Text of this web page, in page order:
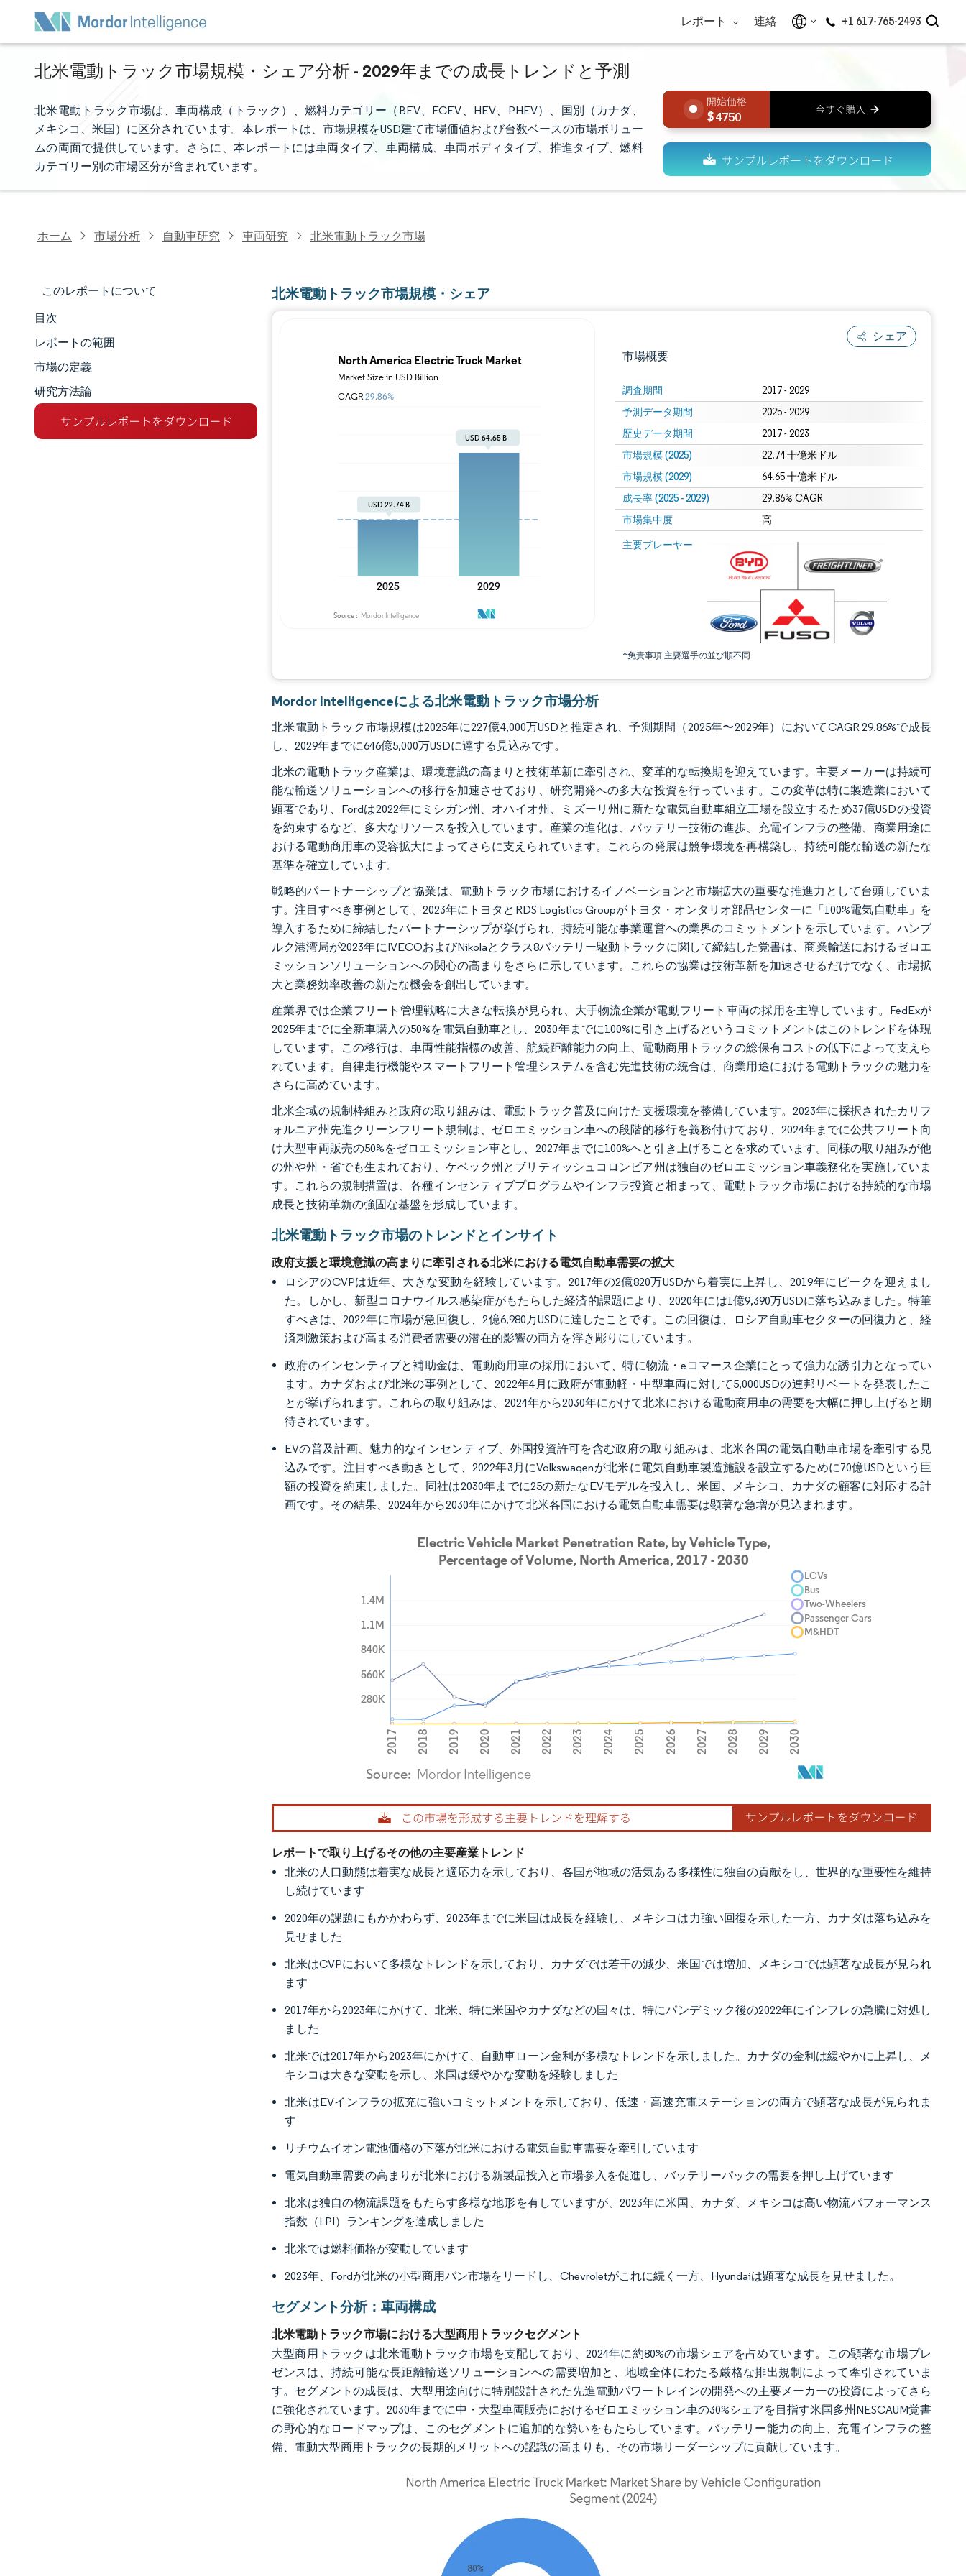
レポート 連絡 +1 617-765-2493
北米電動トラック市場規模・シェア分析 - 2029年までの成長トレンドと予測
北米電動トラック市場は、車両構成（トラック）、燃料カテゴリー（BEV、FCEV、HEV、PHEV）、国別（カナダ、
メキシコ、米国）に区分されています。本レポートは、市場規模をUSD建て市場価値および台数ベースの市場ボリュー
ムの両面で提供しています。さらに、本レポートには車両タイプ、車両構成、車両ボディタイプ、推進タイプ、燃料
カテゴリー別の市場区分が含まれています。
4750
ホーム 市場分析 自動車研究 車両研究 北米電動トラック市場
このレポートについて
マーケットスナップショット
市場分析
主な市場動向
セグメント分析
目次
レポートの範囲
市場の定義
研究方法論
北米電動トラック市場規模・シェア
シェア
市場概要
調査期間 2017 - 2029
予測データ期間 2025 - 2029
歴史データ期間 2017 - 2023
市場規模 (2025) 22.74 十億米ドル
市場規模 (2029) 64.65 十億米ドル
成長率 (2025 - 2029) 29.86% CAGR
市場集中度 高
主要プレーヤー
*免責事項:主要選手の並び順不同
画像 © Mordor Intelligence。再利用にはCC BY 4.0の表示が必要です。
画像 © Mordor Intelligence。再利用にはCC BY 4.0の表示が必要です。
Mordor Intelligenceによる北米電動トラック市場分析
北米電動トラック市場規模は2025年に227億4,000万USDと推定され、予測期間（2025年〜2029年）においてCAGR 29.86%で成長
し、2029年までに646億5,000万USDに達する見込みです。
北米の電動トラック産業は、環境意識の高まりと技術革新に牽引され、変革的な転換期を迎えています。主要メーカーは持続可
能な輸送ソリューションへの移行を加速させており、研究開発への多大な投資を行っています。この変革は特に製造業において
顕著であり、Fordは2022年にミシガン州、オハイオ州、ミズーリ州に新たな電気自動車組立工場を設立するため37億USDの投資
を約束するなど、多大なリソースを投入しています。産業の進化は、バッテリー技術の進歩、充電インフラの整備、商業用途に
おける電動商用車の受容拡大によってさらに支えられています。これらの発展は競争環境を再構築し、持続可能な輸送の新たな
基準を確立しています。
戦略的パートナーシップと協業は、電動トラック市場におけるイノベーションと市場拡大の重要な推進力として台頭していま
す。注目すべき事例として、2023年にトヨタとRDS Logistics Groupがトヨタ・オンタリオ部品センターに「100%電気自動車」を
導入するために締結したパートナーシップが挙げられ、持続可能な事業運営への業界のコミットメントを示しています。ハンブ
ルク港湾局が2023年にIVECOおよびNikolaとクラス8バッテリー駆動トラックに関して締結した覚書は、商業輸送におけるゼロエ
ミッションソリューションへの関心の高まりをさらに示しています。これらの協業は技術革新を加速させるだけでなく、市場拡
大と業務効率改善の新たな機会を創出しています。
産業界では企業フリート管理戦略に大きな転換が見られ、大手物流企業が電動フリート車両の採用を主導しています。FedExが
2025年までに全新車購入の50%を電気自動車とし、2030年までに100%に引き上げるというコミットメントはこのトレンドを体現
しています。この移行は、車両性能指標の改善、航続距離能力の向上、電動商用トラックの総保有コストの低下によって支えら
れています。自律走行機能やスマートフリート管理システムを含む先進技術の統合は、商業用途における電動トラックの魅力を
さらに高めています。
北米全域の規制枠組みと政府の取り組みは、電動トラック普及に向けた支援環境を整備しています。2023年に採択されたカリフ
ォルニア州先進クリーンフリート規制は、ゼロエミッション車への段階的移行を義務付けており、2024年までに公共フリート向
け大型車両販売の50%をゼロエミッション車とし、2027年までに100%へと引き上げることを求めています。同様の取り組みが他
の州や州・省でも生まれており、ケベック州とブリティッシュコロンビア州は独自のゼロエミッション車義務化を実施していま
す。これらの規制措置は、各種インセンティブプログラムやインフラ投資と相まって、電動トラック市場における持続的な市場
成長と技術革新の強固な基盤を形成しています。
北米電動トラック市場のトレンドとインサイト
政府支援と環境意識の高まりに牽引される北米における電気自動車需要の拡大
ロシアのCVPは近年、大きな変動を経験しています。2017年の2億820万USDから着実に上昇し、2019年にピークを迎えまし
た。しかし、新型コロナウイルス感染症がもたらした経済的課題により、2020年には1億9,390万USDに落ち込みました。特筆
すべきは、2022年に市場が急回復し、2億6,980万USDに達したことです。この回復は、ロシア自動車セクターの回復力と、経
済刺激策および高まる消費者需要の潜在的影響の両方を浮き彫りにしています。
政府のインセンティブと補助金は、電動商用車の採用において、特に物流・eコマース企業にとって強力な誘引力となってい
ます。カナダおよび北米の事例として、2022年4月に政府が電動軽・中型車両に対して5,000USDの連邦リベートを発表したこ
とが挙げられます。これらの取り組みは、2024年から2030年にかけて北米における電動商用車の需要を大幅に押し上げると期
待されています。
EVの普及計画、魅力的なインセンティブ、外国投資許可を含む政府の取り組みは、北米各国の電気自動車市場を牽引する見
込みです。注目すべき動きとして、2022年3月にVolkswagenが北米に電気自動車製造施設を設立するために70億USDという巨
額の投資を約束しました。同社は2030年までに25の新たなEVモデルを投入し、米国、メキシコ、カナダの顧客に対応する計
画です。その結果、2024年から2030年にかけて北米各国における電気自動車需要は顕著な急増が見込まれます。
画像 © Mordor Intelligence。再利用にはCC BY 4.0の表示が必要です。
レポートで取り上げるその他の主要産業トレンド
北米の人口動態は着実な成長と適応力を示しており、各国が地域の活気ある多様性に独自の貢献をし、世界的な重要性を維持
し続けています
2020年の課題にもかかわらず、2023年までに米国は成長を経験し、メキシコは力強い回復を示した一方、カナダは落ち込みを
見せました
北米はCVPにおいて多様なトレンドを示しており、カナダでは若干の減少、米国では増加、メキシコでは顕著な成長が見られ
ます
2017年から2023年にかけて、北米、特に米国やカナダなどの国々は、特にパンデミック後の2022年にインフレの急騰に対処し
ました
北米では2017年から2023年にかけて、自動車ローン金利が多様なトレンドを示しました。カナダの金利は緩やかに上昇し、メ
キシコは大きな変動を示し、米国は緩やかな変動を経験しました
北米はEVインフラの拡充に強いコミットメントを示しており、低速・高速充電ステーションの両方で顕著な成長が見られま
す
リチウムイオン電池価格の下落が北米における電気自動車需要を牽引しています
電気自動車需要の高まりが北米における新製品投入と市場参入を促進し、バッテリーパックの需要を押し上げています
北米は独自の物流課題をもたらす多様な地形を有していますが、2023年に米国、カナダ、メキシコは高い物流パフォーマンス
指数（LPI）ランキングを達成しました
北米では燃料価格が変動しています
2023年、Fordが北米の小型商用バン市場をリードし、Chevroletがこれに続く一方、Hyundaiは顕著な成長を見せました。
セグメント分析：車両構成
北米電動トラック市場における大型商用トラックセグメント
大型商用トラックは北米電動トラック市場を支配しており、2024年に約80%の市場シェアを占めています。この顕著な市場プレ
ゼンスは、持続可能な長距離輸送ソリューションへの需要増加と、地域全体にわたる厳格な排出規制によって牽引されていま
す。セグメントの成長は、大型用途向けに特別設計された先進電動パワートレインの開発への主要メーカーの投資によってさら
に強化されています。2030年までに中・大型車両販売におけるゼロエミッション車の30%シェアを目指す米国多州NESCAUM覚書
の野心的なロードマップは、このセグメントに追加的な勢いをもたらしています。バッテリー能力の向上、充電インフラの整
備、電動大型商用トラックの長期的メリットへの認識の高まりも、その市場リーダーシップに貢献しています。